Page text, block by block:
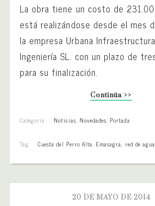
La obra tiene un costo de
está realizándose desde el mes
la empresa Urbana
Ingeniería SL. con un plazo de
para su finalización.
Continúa >>
Categoría: Noticias, Novedades, Portada
Tag: Cuesta del Perro Alta, Emasagra, red de
20 DE MAYO DE 2014